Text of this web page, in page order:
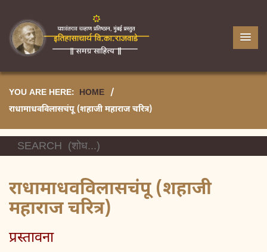
YOU ARE HERE: HOME /
राधामाधवविलासचंपू (शहाजी महाराज चरित्र)
राधामाधवविलासचंपू (शहाजी
महाराज चरित्र)
प्रस्तावना